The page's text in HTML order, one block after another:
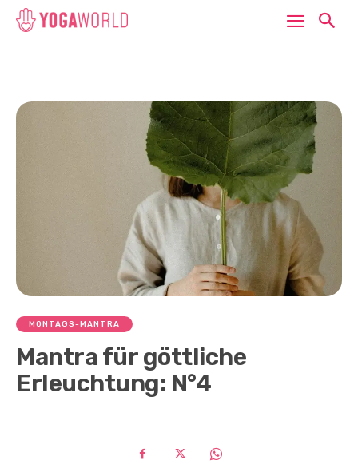
MONTAGS-MANTRA
Mantra für göttliche
Erleuchtung: N°4